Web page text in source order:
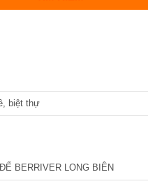
biệt thự
BERRIVER LONG BIÊN